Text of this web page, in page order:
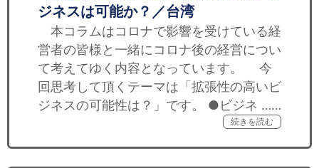
ジネスは可能か？／台湾
本コラムはコロナで影響を受けている経
営者の皆様と一緒にコロナ後の経営につい
て考えてゆく内容となっています。 今
回思考して頂くテーマは「拡張性の高いビ
ジネスの可能性は？」です。 ●ビジネ ……
続きを読む